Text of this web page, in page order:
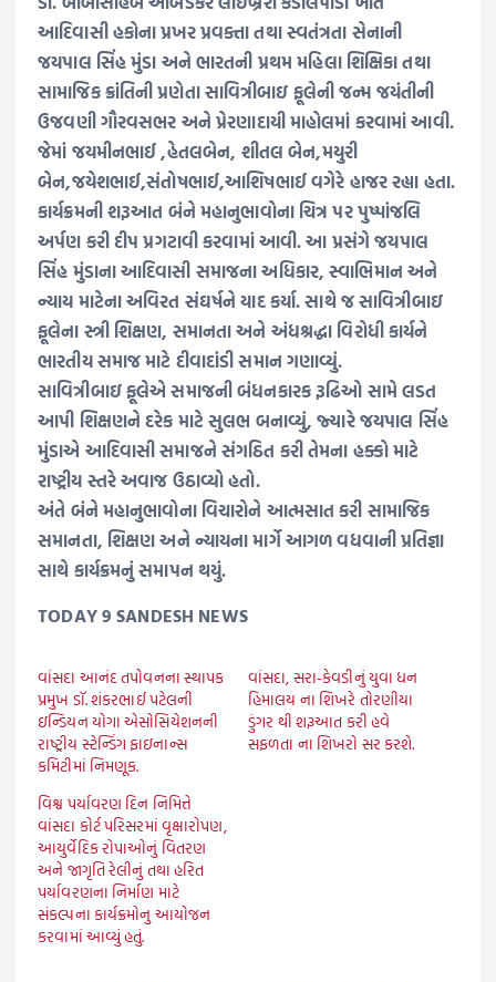
આદિવાસી હકોના પ્રખર પ્રવક્તા તથા સ્વતંત્રતા સેનાની
જયપાલ સિંહ મુંડા અને ભારતની પ્રથમ મહિલા શિક્ષિકા તથા
સામાજિક ક્રાંતિની પ્રણેતા સાવિત્રીબાઇ ફૂલેની જન્મ જયંતીની
ઉજવણી ગૌરવસભર અને પ્રેરણાદાયી માહોલમાં કરવામાં આવી.
જેમાં જયમીનભાઈ ,હેતલબેન, શીતલ બેન,મયુરી
બેન,જયેશભાઈ,સંતોષભાઈ,આશિષભાઈ વગેરે હાજર રહ્યા હતા.
કાર્યક્રમની શરૂઆત બંને મહાનુભાવોના ચિત્ર પર પુષ્પાંજલિ
અર્પણ કરી દીપ પ્રગટાવી કરવામાં આવી. આ પ્રસંગે જયપાલ
સિંહ મુંડાના આદિવાસી સમાજના અધિકાર, સ્વાભિમાન અને
ન્યાય માટેના અવિરત સંઘર્ષને યાદ કર્યા. સાથે જ સાવિત્રીબાઇ
ફૂલેના સ્ત્રી શિક્ષણ, સમાનતા અને અંધશ્રદ્ધા વિરોધી કાર્યને
ભારતીય સમાજ માટે દીવાદાંડી સમાન ગણાવ્યું.
સાવિત્રીબાઇ ફૂલેએ સમાજની બંધનકારક રૂઢિઓ સામે લડત
આપી શિક્ષણને દરેક માટે સુલભ બનાવ્યું, જ્યારે જયપાલ સિંહ
મુંડાએ આદિવાસી સમાજને સંગઠિત કરી તેમના હક્કો માટે
રાષ્ટ્રીય સ્તરે અવાજ ઉઠાવ્યો હતો.
અંતે બંને મહાનુભાવોના વિચારોને આત્મસાત કરી સામાજિક
સમાનતા, શિક્ષણ અને ન્યાયના માર્ગે આગળ વધવાની પ્રતિજ્ઞા
સાથે કાર્યક્રમનું સમાપન થયું.
TODAY 9 SANDESH NEWS
વાંસદા આનંદ તપોવનના સ્થાપક
પ્રમુખ ડૉ. શંકરભાઈ પટેલની
ઇન્ડિયન યોગા એસોસિયેશનની
રાષ્ટ્રીય સ્ટેન્ડિંગ ફાઇનાન્સ
કમિટીમાં નિમણૂક.
વાંસદા, સરા-કેવડીનું યુવા ધન
હિમાલય ના શિખરે તોરણીયા
ડુંગર થી શરૂઆત કરી હવે
સફળતા ના શિખરો સર કરશે.
વિશ્વ પર્યાવરણ દિન નિમિત્તે
વાંસદા કોર્ટ પરિસરમાં વૃક્ષારોપણ,
આયુર્વેદિક રોપાઓનું વિતરણ
અને જાગૃતિ રેલીનું તથા હરિત
પર્યાવરણના નિર્માણ માટે
સંકલ્પના કાર્યક્રમોનુ આયોજન
કરવામાં આવ્યું હતું.